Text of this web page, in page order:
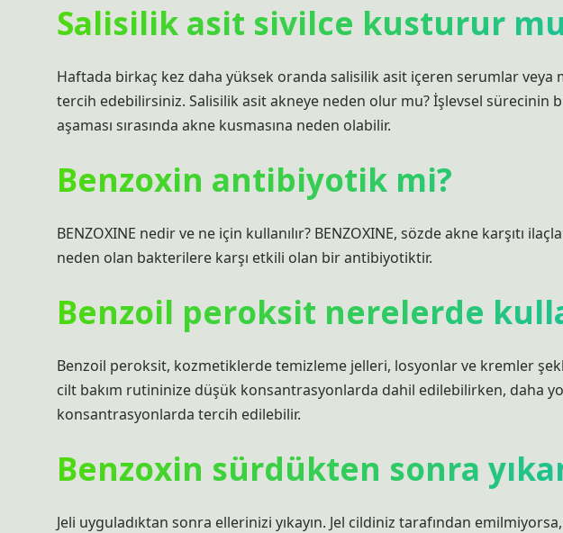
Salisilik asit sivilce kusturur
Haftada birkaç kez daha yüksek oranda salisilik asit içeren serumlar veya
tercih edebilirsiniz. Salisilik asit akneye neden olur mu? İşlevsel sürecinin
aşaması sırasında akne kusmasına neden olabilir.
Benzoxin antibiyotik mi?
BENZOXINE nedir ve ne için kullanılır? BENZOXINE, sözde akne karşıtı
neden olan bakterilere karşı etkili olan bir antibiyotiktir.
Benzoil peroksit nerelerde
Benzoil peroksit, kozmetiklerde temizleme jelleri, losyonlar ve kremler
cilt bakım rutininize düşük konsantrasyonlarda dahil edilebilirken, daha
konsantrasyonlarda tercih edilebilir.
Benzoxin sürdükten sonra
Jeli uyguladıktan sonra ellerinizi yıkayın. Jel cildiniz tarafından